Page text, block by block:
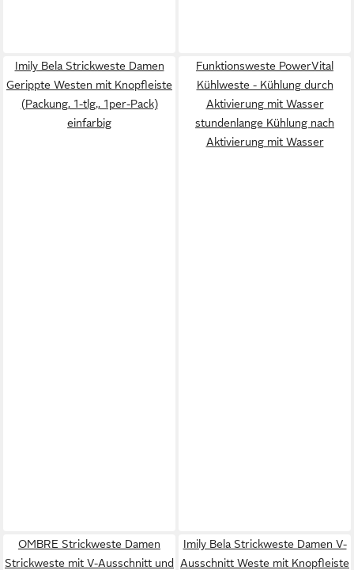
Imily Bela Strickweste Damen
Gerippte Westen mit Knopfleiste
(Packung, 1-tlg., 1per-Pack)
einfarbig
Funktionsweste PowerVital
Kühlweste - Kühlung durch
Aktivierung mit Wasser
stundenlange Kühlung nach
Aktivierung mit Wasser
OMBRE Strickweste Damen
Strickweste mit V-Ausschnitt und
Imily Bela Strickweste Damen V-
Ausschnitt Weste mit Knopfleiste